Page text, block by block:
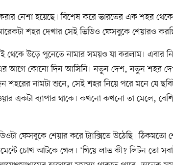
নেশা হয়েছে। বিশেষ করে ভারতের এক শহর
শহর দেখার সেই ভিডিও ফেসবুকে শেয়ারও
থেকে উড়ে পুনেতে নামার সময়ও যা করলাম। এবার
আগে কোনো দিন আসিনি। নতুন দেশ, নতুন শহর
শহরের নামটা শুনে, সেই শহর নিয়ে পরে মনে যে
একটা ব্যাপার থাকে। কখনো কখনো তা মেলে,
ফেসবুকে শেয়ার করে ট্যাক্সিতে উঠেছি। ঠিকমতো
চোখ আটকে গেল। ‘গিয়ে লাভ কী? লিটন তো